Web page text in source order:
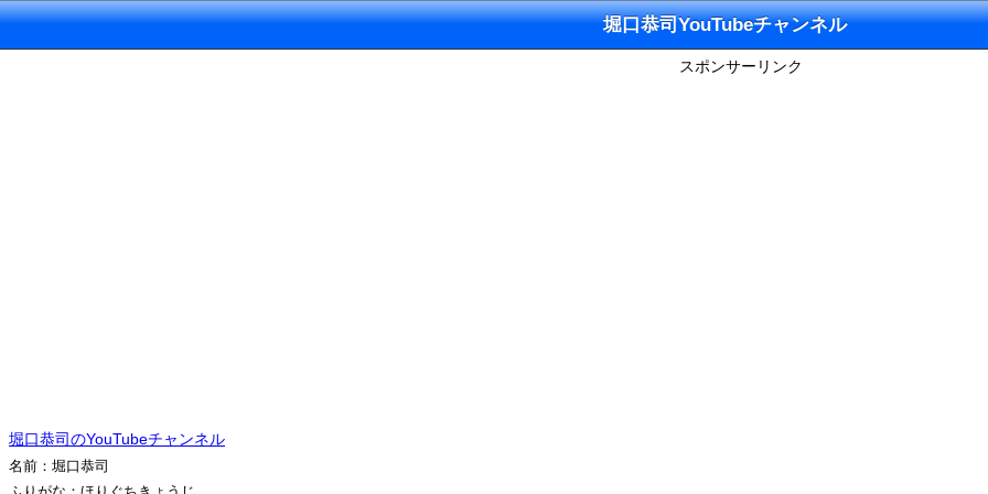
堀口恭司YouTubeチャンネル
スポンサーリンク
堀口恭司のYouTubeチャンネル
名前：堀口恭司